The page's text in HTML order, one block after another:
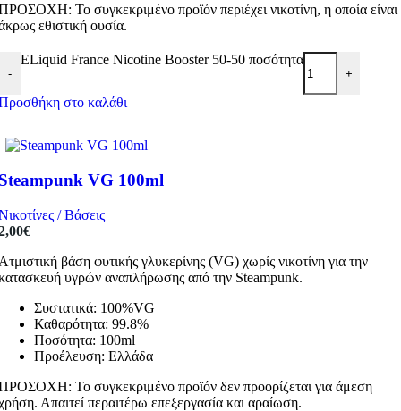
Το συγκεκριμένο προϊόν περιέχει νικοτίνη, η οποία είναι
εθιστική ουσία.
-
ELiquid France Nicotine Booster 50-50 ποσότητα
+
στο καλάθι
VG 100ml
/ Βάσεις
€
βάση φυτικής γλυκερίνης (VG) χωρίς νικοτίνη για την
υγρών αναπλήρωσης από την Steampunk.
Συστατικά: 100%VG
Καθαρότητα: 99.8%
Ποσότητα: 100ml
Προέλευση: Ελλάδα
Το συγκεκριμένο προϊόν δεν προορίζεται για άμεση
Απαιτεί περαιτέρω επεξεργασία και αραίωση.